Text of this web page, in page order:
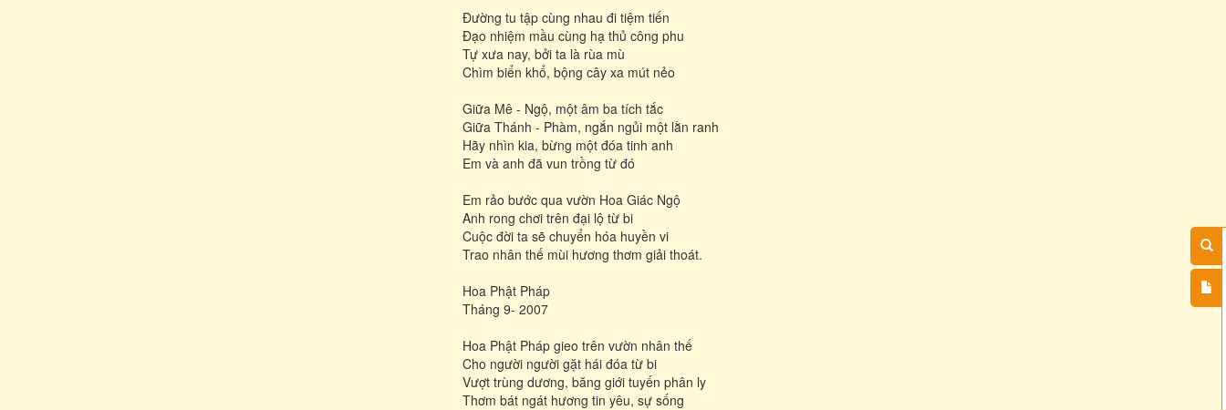
Ðường tu tập cùng nhau đi tiệm tiến
Ðạo nhiệm mầu cùng hạ thủ công phu
Tự xưa nay, bởi ta là rùa mù
Chìm biển khổ, bộng cây xa mút nẻo
Giữa Mê - Ngộ, một âm ba tích tắc
Giữa Thánh - Phàm, ngắn ngủi một lằn ranh
Hãy nhìn kia, bừng một đóa tinh anh
Em và anh đã vun trồng từ đó
Em rảo bước qua vườn Hoa Giác Ngộ
Anh rong chơi trên đại lộ từ bi
Cuộc đời ta sẽ chuyển hóa huyền vi
Trao nhân thế mùi hương thơm giải thoát.
Hoa Phật Pháp
Tháng 9- 2007
Hoa Phật Pháp gieo trên vườn nhân thế
Cho người người gặt hái đóa từ bi
Vượt trùng dương, băng giới tuyến phân ly
Thơm bát ngát hương tin yêu, sự sống